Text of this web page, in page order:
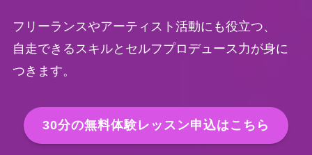
フリーランスやアーティスト活動にも役立つ、
自走できるスキルとセルフプロデュース力が身に
つきます。
30分の無料体験レッスン申込はこちら